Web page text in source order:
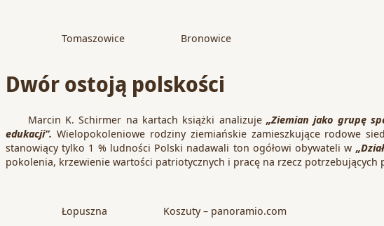
Tomaszowice Bronowice
Dwór ostoją polskości
Marcin K. Schirmer na kartach książki analizuje „Ziemian jako grupę
edukacji”. Wielopokoleniowe rodziny ziemiańskie zamieszkujące rodowe
stanowiący tylko 1 % ludności Polski nadawali ton ogółowi obywateli w
pokolenia, krzewienie wartości patriotycznych i pracę na rzecz potrzebujących
Łopuszna Koszuty – panoramio.com